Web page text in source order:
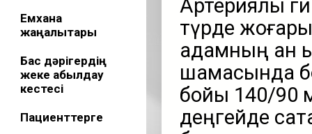
Емхана
жаңалықтары
Бас дәрігердің
жеке қабылдау
кестесі
Пациенттерге
Артериялық
түрде
адамның қан
шамасында
бойы 140/90
деңгейде